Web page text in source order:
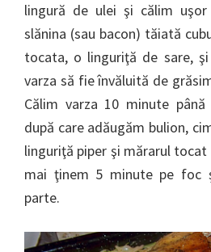
lingură de ulei şi călim
slănina (sau bacon) tăiată
tocata, o linguriţă de sare,
varza să fie învăluită de
Călim varza 10 minute
după care adăugăm bulion,
linguriţă piper şi mărarul
mai ţinem 5 minute pe foc
parte.